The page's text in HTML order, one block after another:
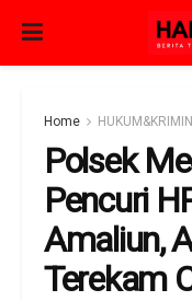
Home
Polsek
Pencuri
Amaliun,
Terekam